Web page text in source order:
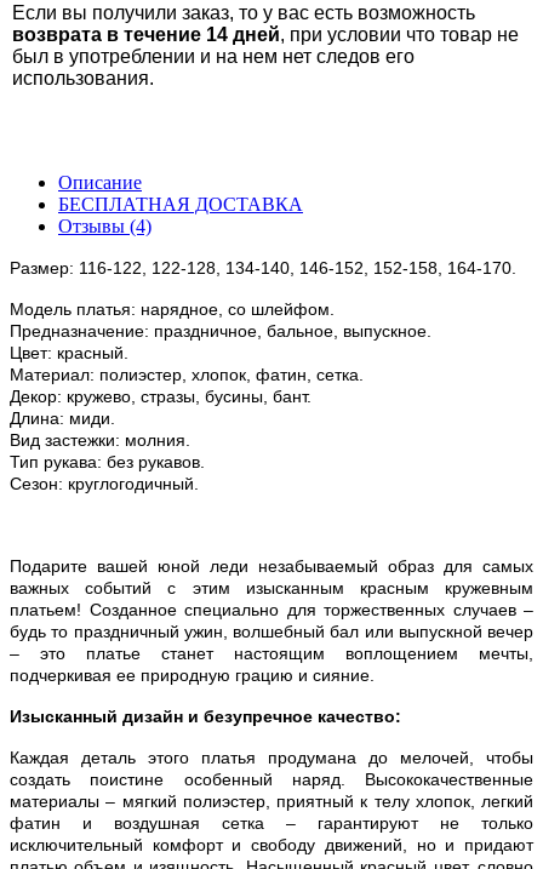
Если вы получили заказ, то у вас есть возможность
возврата в течение 14 дней, при условии что товар не
был в употреблении и на нем нет следов его
использования.
Описание
БЕСПЛАТНАЯ ДОСТАВКА
Отзывы (4)
Размер: 116-122, 122-128, 134-140, 146-152, 152-158, 164-170.
Модель платья: нарядное, со шлейфом.
Предназначение: праздничное, бальное, выпускное.
Цвет: красный.
Материал: полиэстер, хлопок, фатин, сетка.
Декор: кружево, стразы, бусины, бант.
Длина: миди.
Вид застежки: молния.
Тип рукава: без рукавов.
Сезон: круглогодичный.
Подарите вашей юной леди незабываемый образ для самых
важных событий с этим изысканным красным кружевным
платьем! Созданное специально для торжественных случаев –
будь то праздничный ужин, волшебный бал или выпускной вечер
– это платье станет настоящим воплощением мечты,
подчеркивая ее природную грацию и сияние.
Изысканный дизайн и безупречное качество:
Каждая деталь этого платья продумана до мелочей, чтобы
создать поистине особенный наряд. Высококачественные
материалы – мягкий полиэстер, приятный к телу хлопок, легкий
фатин и воздушная сетка – гарантируют не только
исключительный комфорт и свободу движений, но и придают